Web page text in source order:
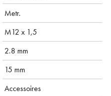
Metr.
M12 x 1,5
2.8 mm
15 mm
Accessoires